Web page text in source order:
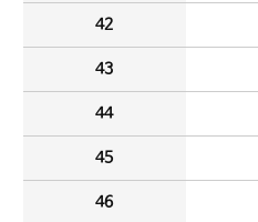
42
43
44
45
46